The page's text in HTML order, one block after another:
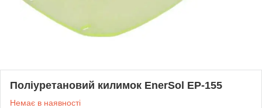
Поліуретановий килимок EnerSol EP-155
Немає в наявності